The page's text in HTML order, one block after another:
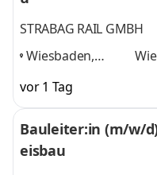
STRABAG RAIL GMBH
Wiesbaden,
Main, Mainz,
Darmstadt,
vor 1 Tag
Bauleiter:in (m/w/
eisbau